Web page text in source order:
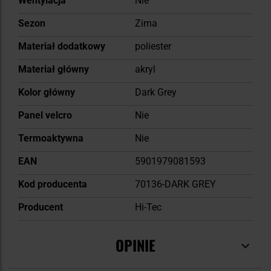
Sezon
Zima
Materiał dodatkowy
poliester
Materiał główny
akryl
Kolor główny
Dark Grey
Panel velcro
Nie
Termoaktywna
Nie
EAN
5901979081593
Kod producenta
70136-DARK GREY
Producent
Hi-Tec
OPINIE